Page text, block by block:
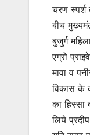
चरण
बीच
बुजुर्ग
एग्रो
मावा व
विकास के
का हिस्सा
लिये